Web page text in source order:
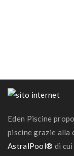
Eden Piscine
piscine grazie alla
AstralPool® di